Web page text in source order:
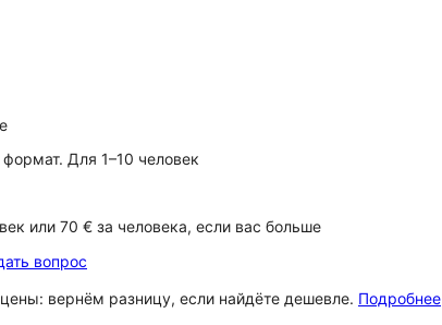
Для 1–10 человек
или 70 € за человека, если вас больше
вопрос
вернём разницу, если найдёте дешевле. Подробнее